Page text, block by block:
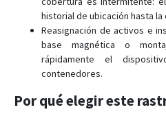
historial de ubicación hasta la
Reasignación de activos e
base magnética o
rápidamente el
contenedores.
Por qué elegir este